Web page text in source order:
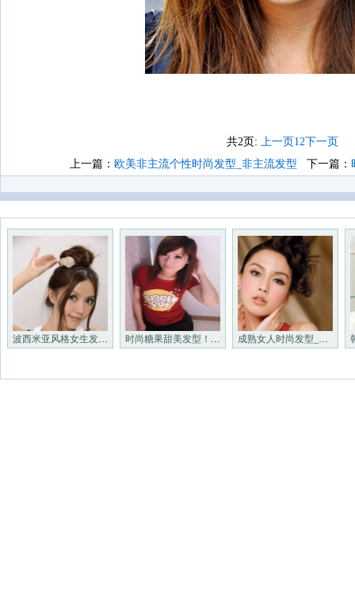
共2页: 上一页12下一页
上一篇： 欧美非主流个性时尚发型_非主流发型 下一篇：
波西米亚风格女生发型_非主流 时尚糖果甜美发型！_非主流发 成熟女人时尚发型_非主流发型